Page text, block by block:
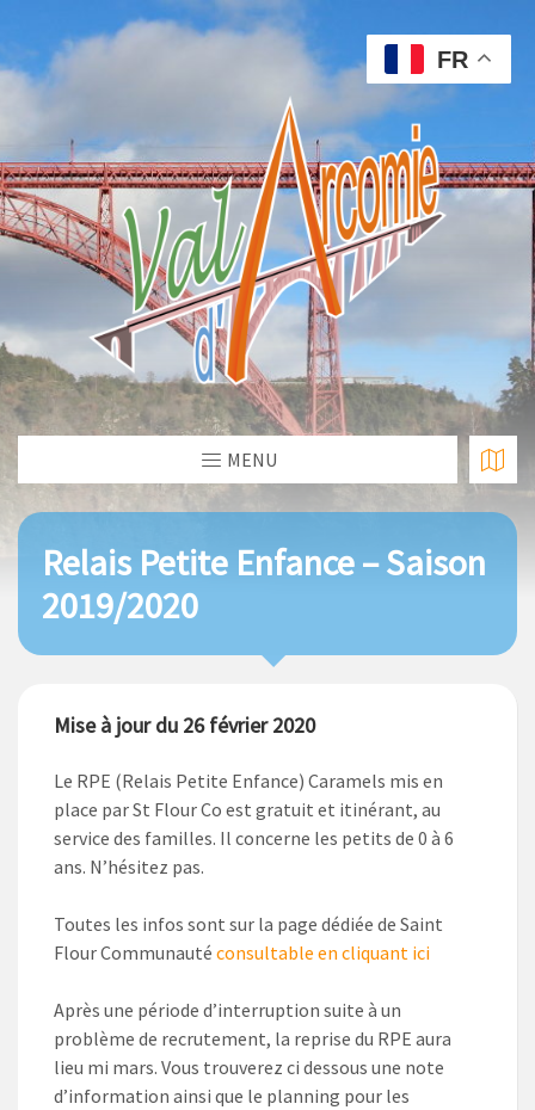
MENU
Relais Petite Enfance – Saison
2019/2020
Mise à jour du 26 février 2020
Le RPE (Relais Petite Enfance) Caramels mis en
place par St Flour Co est gratuit et itinérant, au
service des familles. Il concerne les petits de 0 à 6
ans. N’hésitez pas.
Toutes les infos sont sur la page dédiée de Saint
Flour Communauté consultable en cliquant ici
Après une période d’interruption suite à un
problème de recrutement, la reprise du RPE aura
lieu mi mars. Vous trouverez ci dessous une note
d’information ainsi que le planning pour les
FR